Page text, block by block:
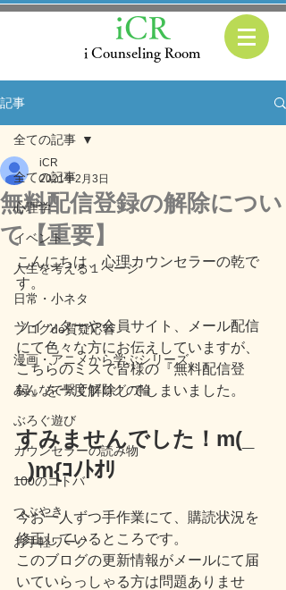
i Counseling Room
iCR
記事
全ての記事
心理学
イベント
人生を考える１ページ
日常・小ネタ
ブログde質疑応答
漫画・アニメから学ぶシリーズ
みんなで繋ぐブログの輪
ぶろぐ遊び
カウンセラーの読み物
100のコトバ
つぶやき
お手軽ワーク
全ての記事
無料配信登録の解除につい
て【重要】
iCR
2021年2月3日
こんにちは、心理カウンセラーの乾で
す。
ツイッターや会員サイト、メール配信
にて色々な方にお伝えしていますが、
こちらのミスで皆様の『無料配信登
録』を一度解除してしまいました。
すみませんでした！m(_
_)m{ｺﾉﾄｵﾘ
今お一人ずつ手作業にて、購読状況を
修正しているところです。
このブログの更新情報がメールにて届
いていらっしゃる方は問題ありませ